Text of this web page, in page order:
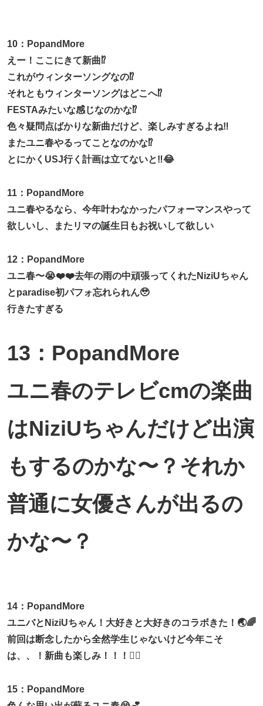
10：PopandMore
えー！ここにきて新曲⁉️
これがウィンターソングなの⁉️
それともウィンターソングはどこへ⁉️
FESTAみたいな感じなのかな⁉️
色々疑問点ばかりな新曲だけど、楽しみすぎるよね‼️
またユニ春やるってことなのかな⁉️
とにかくUSJ行く計画は立てないと‼️😂
11：PopandMore
ユニ春やるなら、今年叶わなかったパフォーマンスやって
欲しいし、またリマの誕生日もお祝いして欲しい
12：PopandMore
ユニ春〜😭❤️❤️去年の雨の中頑張ってくれたNiziUちゃん
とparadise初パフォ忘れられん🥹
行きたすぎる
13：PopandMore
ユニ春のテレビcmの楽曲
はNiziUちゃんだけど出演
もするのかな〜？それか
普通に女優さんが出るの
かな〜？
14：PopandMore
ユニバとNiziUちゃん！大好きと大好きのコラボきた！🌏🌈
前回は断念したから全然学生じゃないけど今年こそ
は、、！新曲も楽しみ！！！❤️‍🔥
15：PopandMore